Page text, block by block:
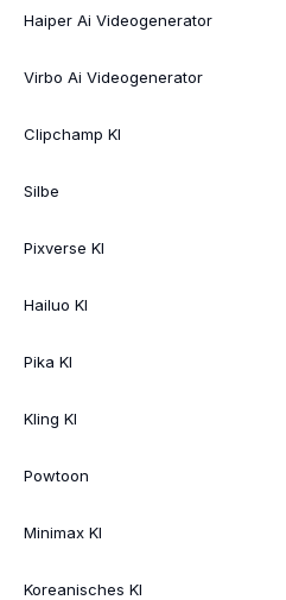
Haiper Ai Videogenerator
Virbo Ai Videogenerator
Clipchamp KI
Silbe
Pixverse KI
Hailuo KI
Pika KI
Kling KI
Powtoon
Minimax KI
Koreanisches KI